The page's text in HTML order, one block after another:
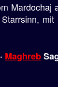
Maghreb